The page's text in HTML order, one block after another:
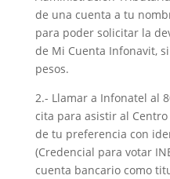
de una cuenta a tu
para poder solicitar la
de Mi Cuenta Infonavit,
pesos.
2.- Llamar a Infonatel al
cita para asistir al
de tu preferencia con
(Credencial para votar
cuenta bancario como